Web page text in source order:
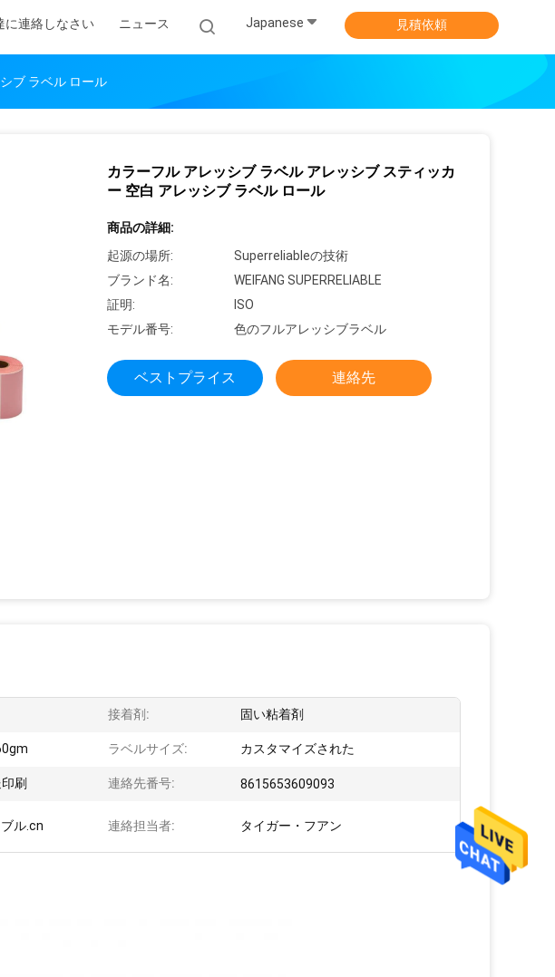
に連絡しなさい ニュース Japanese 見積依頼
ブ ラベル ロール
カラーフル アレッシブ ラベル アレッシブ スティッカ
ー 空白 アレッシブ ラベル ロール
商品の詳細:
起源の場所:
Superreliableの技術
ブランド名:
WEIFANG SUPERRELIABLE
証明:
ISO
モデル番号:
色のフルアレッシブラベル
ベストプライス 連絡先
接着剤: 固い粘着剤
ラベルサイズ: カスタマイズされた
刷 連絡先番号: 8615653609093
ル.cn 連絡担当者: タイガー・フアン